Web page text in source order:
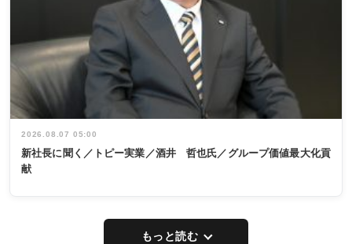
2026.08.07 05:00
新社長に聞く／トピー実業／酒井 哲也氏／グループ価値最大化貢
献
もっと読む